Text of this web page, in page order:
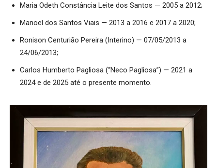
Maria Odeth Constância Leite dos Santos — 2005 a 2012;
Manoel dos Santos Viais — 2013 a 2016 e 2017 a 2020;
Ronison Centurião Pereira (Interino) — 07/05/2013 a
24/06/2013;
Carlos Humberto Pagliosa (“Neco Pagliosa”) — 2021 a
2024 e de 2025 até o presente momento.